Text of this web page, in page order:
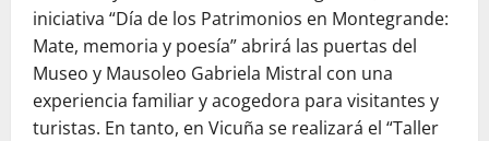
iniciativa “Día de los Patrimonios en Montegrande:
Mate, memoria y poesía” abrirá las puertas del
Museo y Mausoleo Gabriela Mistral con una
experiencia familiar y acogedora para visitantes y
turistas. En tanto, en Vicuña se realizará el “Taller